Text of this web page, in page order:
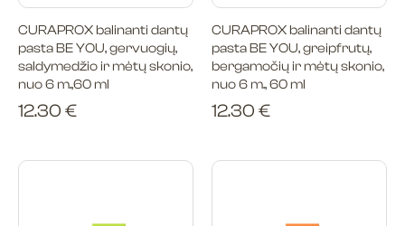
CURAPROX balinanti dantų
pasta BE YOU, gervuogių,
saldymedžio ir mėtų skonio,
nuo 6 m.,60 ml
12.30 €
CURAPROX balinanti dantų
pasta BE YOU, greipfrutų,
bergamočių ir mėtų skonio,
nuo 6 m., 60 ml
12.30 €